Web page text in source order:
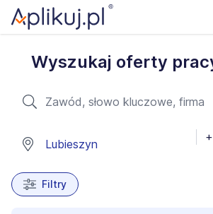
Wyszukaj oferty
Filtry